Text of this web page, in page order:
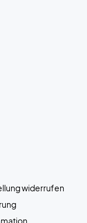
widerrufen